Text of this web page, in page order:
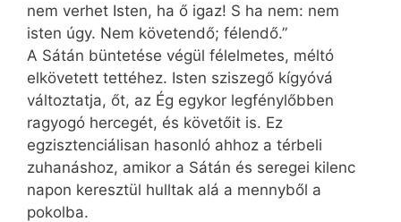
nem verhet Isten, ha ő igaz! S ha nem: nem
isten úgy. Nem követendő; félendő.”
A Sátán büntetése végül félelmetes, méltó
elkövetett tettéhez. Isten sziszegő kígyóvá
változtatja, őt, az Ég egykor legfénylőbben
ragyogó hercegét, és követőit is. Ez
egzisztenciálisan hasonló ahhoz a térbeli
zuhanáshoz, amikor a Sátán és seregei kilenc
napon keresztül hulltak alá a mennyből a
pokolba.